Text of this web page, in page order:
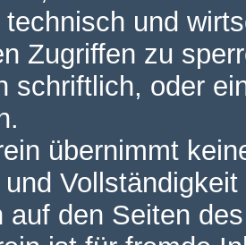
technisch und
Zugriffen zu
schriftlich, oder
übernimmt
auf den Seiten